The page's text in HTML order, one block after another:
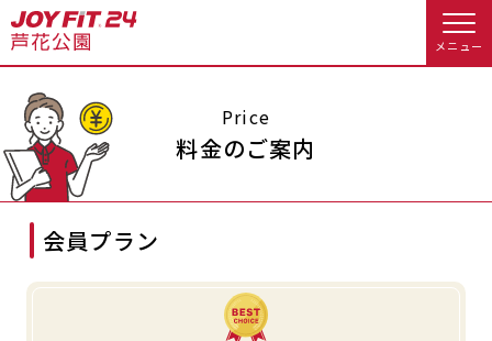
メニュー
店舗トップ
会員の方へトップ
会員様へのお知らせ 予約する
入会のお手続きをする
Price
料金のご案内
会員プラン